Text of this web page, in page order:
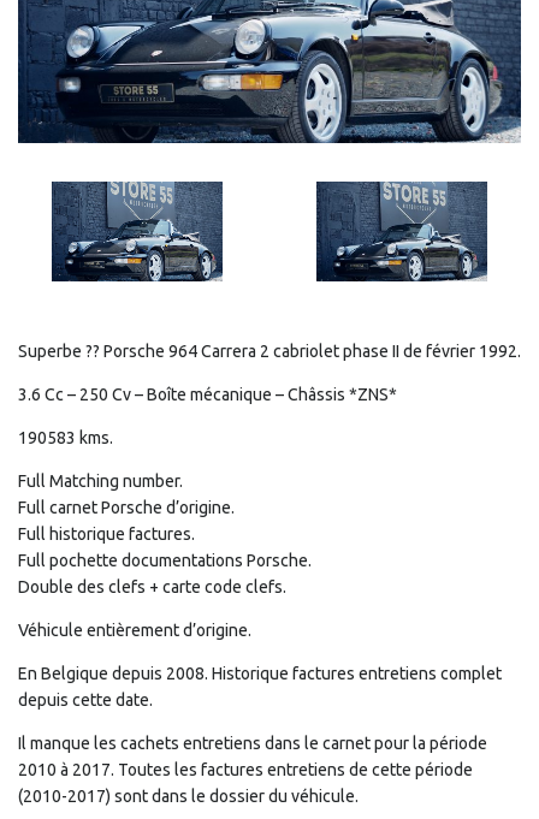
Superbe ?? Porsche 964 Carrera 2 cabriolet phase II de février 1992.
3.6 Cc – 250 Cv – Boîte mécanique – Châssis *ZNS*
190583 kms.
Full Matching number.
Full carnet Porsche d’origine.
Full historique factures.
Full pochette documentations Porsche.
Double des clefs + carte code clefs.
Véhicule entièrement d’origine.
En Belgique depuis 2008. Historique factures entretiens complet
depuis cette date.
Il manque les cachets entretiens dans le carnet pour la période
2010 à 2017. Toutes les factures entretiens de cette période
(2010-2017) sont dans le dossier du véhicule.